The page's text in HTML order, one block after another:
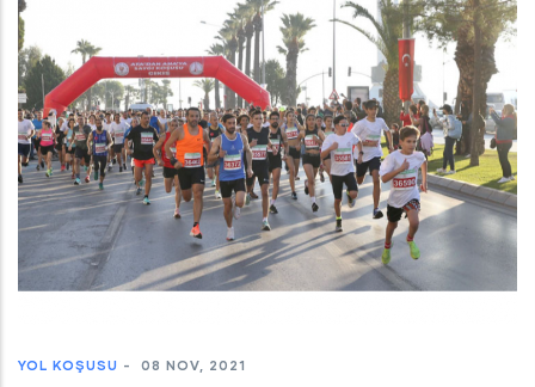
YOL KOŞUSU - 08 NOV, 2021